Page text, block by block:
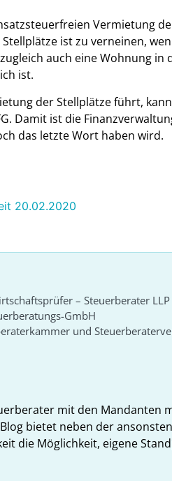
Vermietung
ist zu verneinen,
auch eine Wohnung in
ist.
der Stellplätze führt,
Damit ist die
das letzte Wort haben wird.
20.02.2020
– Steuerberater LLP
GmbH
und
mit den Mandanten
bietet neben der
die Möglichkeit, eigene